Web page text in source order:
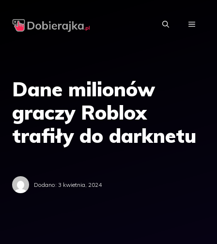
MENU
Dane milionów
graczy Roblox
trafiły do darknetu
Dodano: 3 kwietnia, 2024